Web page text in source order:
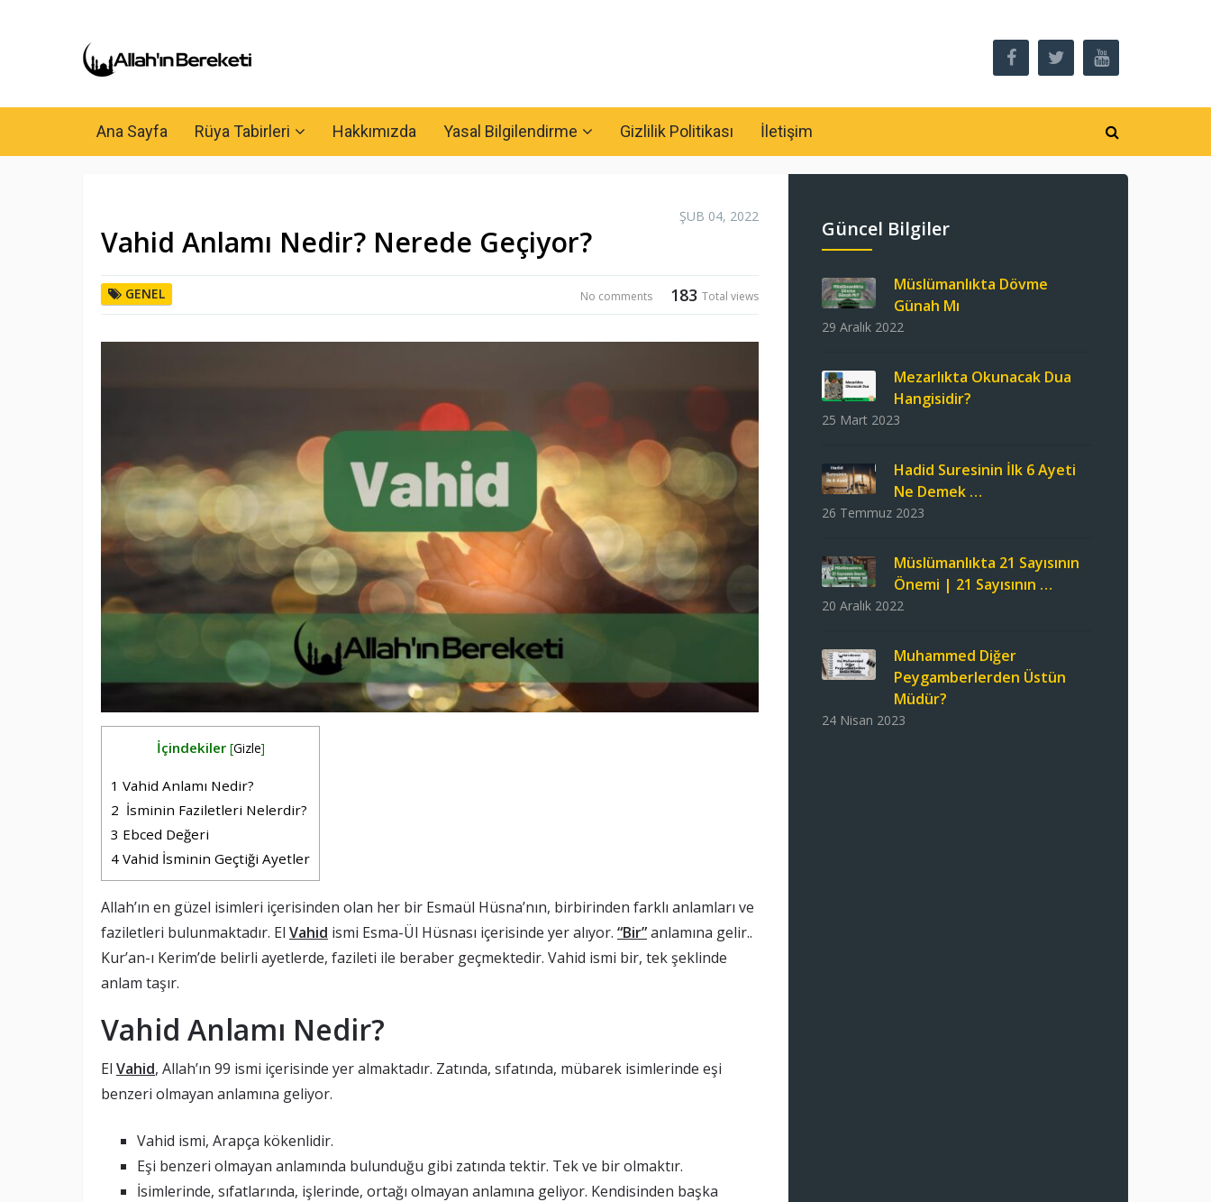
Ana Sayfa Rüya Tabirleri Hakkımızda Yasal Bilgilendirme Gizlilik Politikası İletişim
ŞUB 04, 2022
Vahid Anlamı Nedir? Nerede Geçiyor?
GENEL 183 Total views
No comments
İçindekiler [Gizle]
1 Vahid Anlamı Nedir?
2 İsminin Faziletleri Nelerdir?
3 Ebced Değeri
4 Vahid İsminin Geçtiği Ayetler
Allah’ın en güzel isimleri içerisinden olan her bir Esmaül Hüsna’nın, birbirinden farklı anlamları ve
faziletleri bulunmaktadır. El Vahid ismi Esma-Ül Hüsnası içerisinde yer alıyor. “Bir”anlamına gelir..
Kur’an-ı Kerim’de belirli ayetlerde, fazileti ile beraber geçmektedir. Vahid ismi bir, tek şeklinde
anlam taşır.
Vahid Anlamı Nedir?
El Vahid, Allah’ın 99 ismi içerisinde yer almaktadır. Zatında, sıfatında, mübarek isimlerinde eşi
benzeri olmayan anlamına geliyor.
Vahid ismi, Arapça kökenlidir.
Eşi benzeri olmayan anlamında bulunduğu gibi zatında tektir. Tek ve bir olmaktır.
İsimlerinde, sıfatlarında, işlerinde, ortağı olmayan anlamına geliyor. Kendisinden başka
Güncel Bilgiler
Müslümanlıkta Dövme
Günah Mı
29 Aralık 2022
Mezarlıkta Okunacak Dua
Hangisidir?
25 Mart 2023
Hadid Suresinin İlk 6 Ayeti
Ne Demek …
26 Temmuz 2023
Müslümanlıkta 21 Sayısının
Önemi | 21 Sayısının …
20 Aralık 2022
Muhammed Diğer
Peygamberlerden Üstün
Müdür?
24 Nisan 2023